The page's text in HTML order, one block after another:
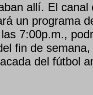
allí. El canal
un programa
7:00p.m.,
fin de
del fútbol